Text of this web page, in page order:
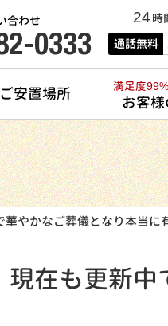
0333
24 時
通話無料
合わせ
ご安置場所 満足度
お客
やかなご葬儀となり本当に
現在も更新中